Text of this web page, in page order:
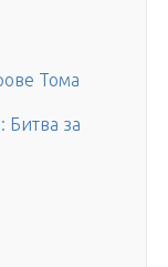
Тома
Битва за